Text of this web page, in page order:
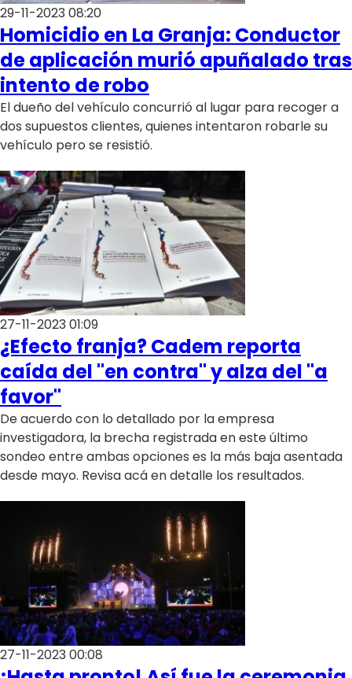
29-11-2023 08:20
Homicidio en La Granja: Conductor
de aplicación murió apuñalado tras
intento de robo
El dueño del vehículo concurrió al lugar para recoger a
dos supuestos clientes, quienes intentaron robarle su
vehículo pero se resistió.
27-11-2023 01:09
¿Efecto franja? Cadem reporta
caída del "en contra" y alza del "a
favor"
De acuerdo con lo detallado por la empresa
investigadora, la brecha registrada en este último
sondeo entre ambas opciones es la más baja asentada
desde mayo. Revisa acá en detalle los resultados.
27-11-2023 00:08